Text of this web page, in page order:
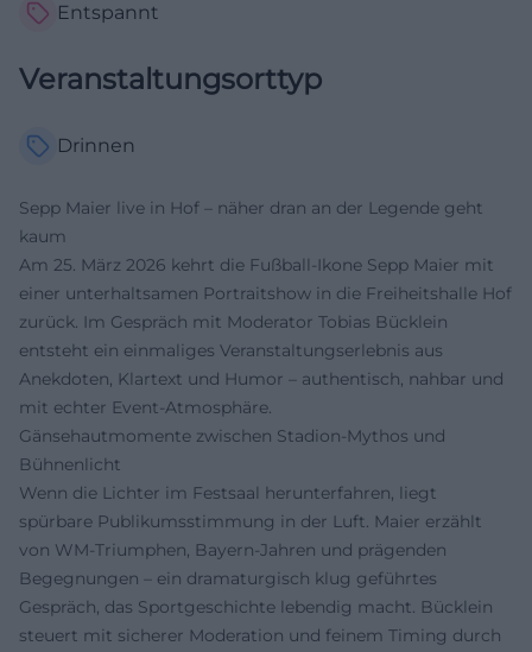
Entspannt
Veranstaltungsorttyp
Drinnen
Sepp Maier live in Hof – näher dran an der Legende geht
kaum
Am 25. März 2026 kehrt die Fußball-Ikone Sepp Maier mit
einer unterhaltsamen Portraitshow in die Freiheitshalle Hof
zurück. Im Gespräch mit Moderator Tobias Bücklein
entsteht ein einmaliges Veranstaltungserlebnis aus
Anekdoten, Klartext und Humor – authentisch, nahbar und
mit echter Event-Atmosphäre.
Gänsehautmomente zwischen Stadion-Mythos und
Bühnenlicht
Wenn die Lichter im Festsaal herunterfahren, liegt
spürbare Publikumsstimmung in der Luft. Maier erzählt
von WM-Triumphen, Bayern-Jahren und prägenden
Begegnungen – ein dramaturgisch klug geführtes
Gespräch, das Sportgeschichte lebendig macht. Bücklein
steuert mit sicherer Moderation und feinem Timing durch